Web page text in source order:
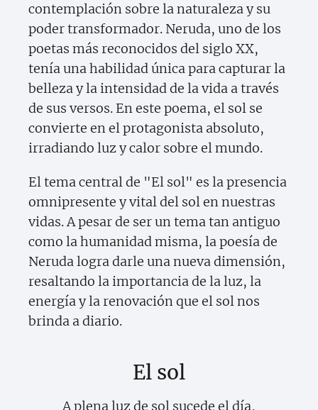
contemplación sobre la naturaleza y su
poder transformador. Neruda, uno de los
poetas más reconocidos del siglo XX,
tenía una habilidad única para capturar la
belleza y la intensidad de la vida a través
de sus versos. En este poema, el sol se
convierte en el protagonista absoluto,
irradiando luz y calor sobre el mundo.
El tema central de "El sol" es la presencia
omnipresente y vital del sol en nuestras
vidas. A pesar de ser un tema tan antiguo
como la humanidad misma, la poesía de
Neruda logra darle una nueva dimensión,
resaltando la importancia de la luz, la
energía y la renovación que el sol nos
brinda a diario.
El sol
A plena luz de sol sucede el día,